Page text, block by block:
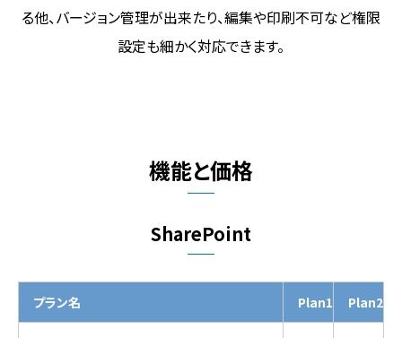
る他、バージョン管理が出来たり、編集や印刷不可など権限
設定も細かく対応できます。
機能と価格
SharePoint
プラン名 Plan1 Plan2